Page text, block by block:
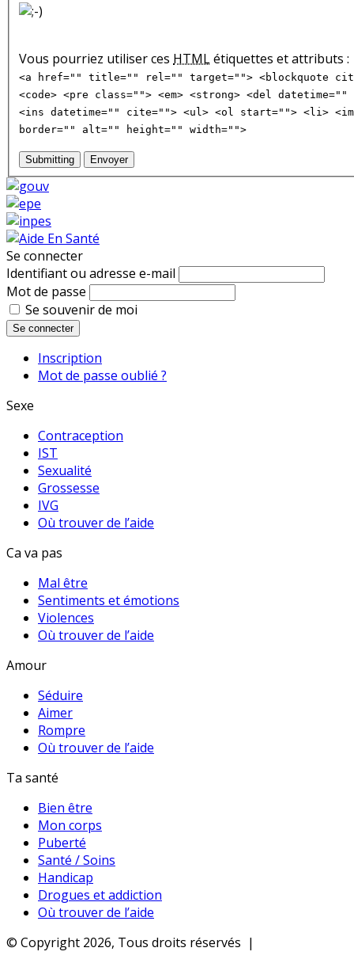
Vous pourriez utiliser ces HTMLétiquettes et attributs :
<a href="" title="" rel="" target=""> <blockquote
<code> <pre class=""> <em> <strong> <del
<ins datetime="" cite=""> <ul> <ol start=""> <li>
border="" alt="" height="" width="">
Submitting Envoyer
Se connecter
Identifiant ou adresse e-mail
Mot de passe
Se souvenir de moi
Se connecter
Inscription
Mot de passe oublié ?
Sexe
Contraception
IST
Sexualité
Grossesse
IVG
Où trouver de l’aide
Ca va pas
Mal être
Sentiments et émotions
Violences
Où trouver de l’aide
Amour
Séduire
Aimer
Rompre
Où trouver de l’aide
Ta santé
Bien être
Mon corps
Puberté
Santé / Soins
Handicap
Drogues et addiction
Où trouver de l’aide
© Copyright 2026, Tous droits réservés |